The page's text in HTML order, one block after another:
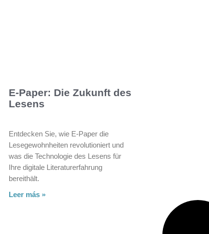
E-Paper: Die Zukunft des
Lesens
Entdecken Sie, wie E-Paper die
Lesegewohnheiten revolutioniert und
was die Technologie des Lesens für
Ihre digitale Literaturerfahrung
bereithält.
Leer más »